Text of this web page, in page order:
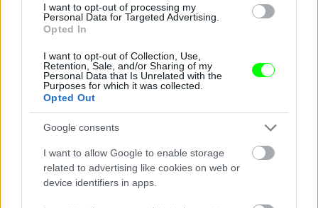
I want to opt-out of processing my
Personal Data for Targeted Advertising.
Opted In
I want to opt-out of Collection, Use,
Retention, Sale, and/or Sharing of my
Personal Data that Is Unrelated with the
Purposes for which it was collected.
Opted Out
Google consents
I want to allow Google to enable storage
related to advertising like cookies on web or
device identifiers in apps.